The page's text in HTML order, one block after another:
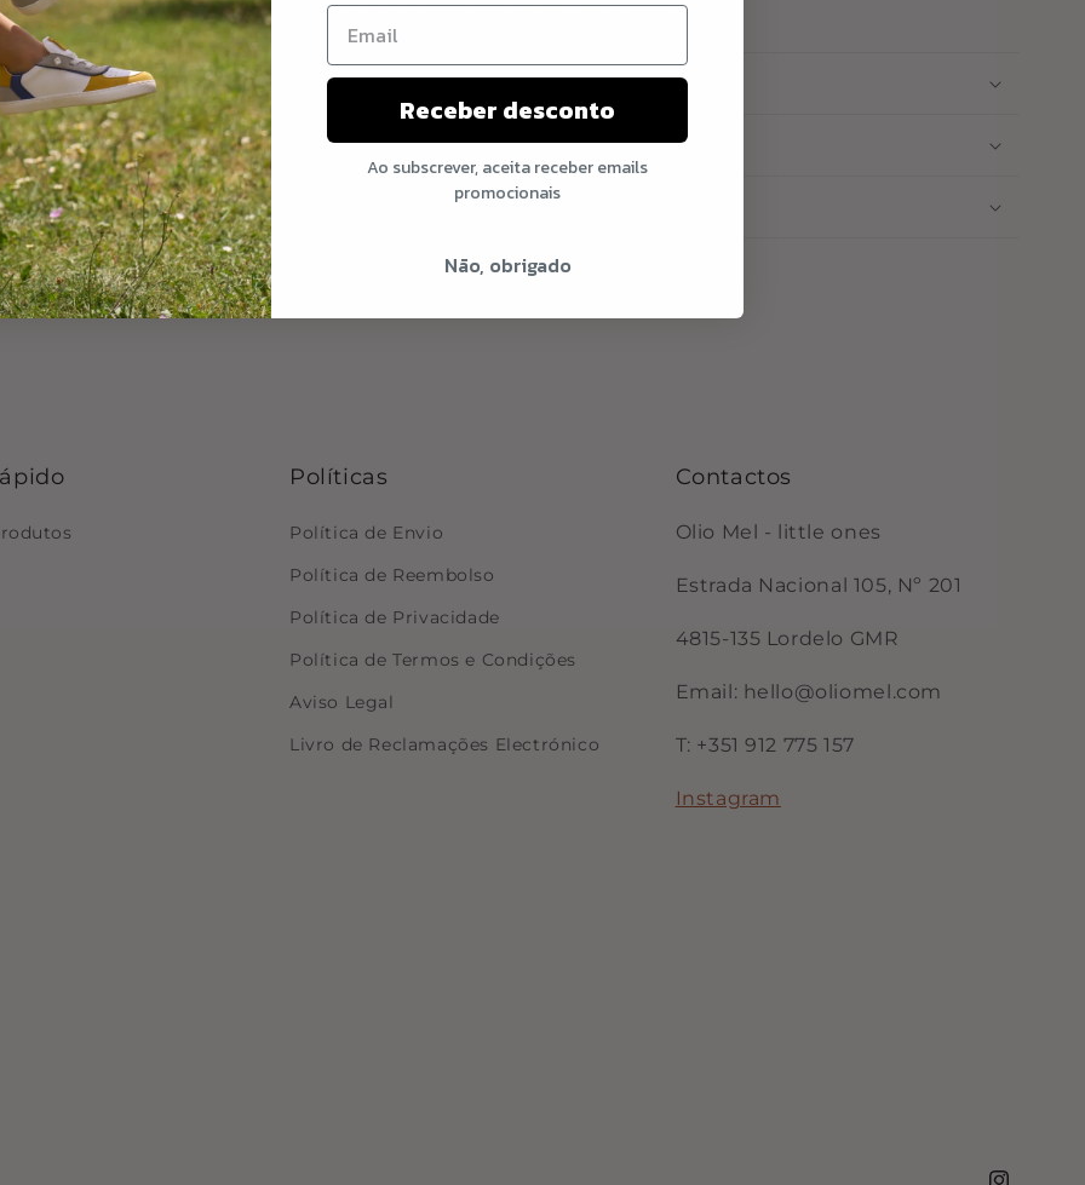
Materiais
Dimensão
Cuidados a ter
Políticas
Política de Envio
Política de Reembolso
Política de Privacidade
Política de Termos e Condições
Aviso Legal
Livro de Reclamações Electrónico
Contactos
Olio Mel - little ones
Estrada Nacional 105, Nº 201
4815-135 Lordelo GMR
Email: hello@oliomel.com
T: +351 912 775 157
Instagram
Receber desconto
Ao subscrever, aceita receber emails
promocionais
Não, obrigado